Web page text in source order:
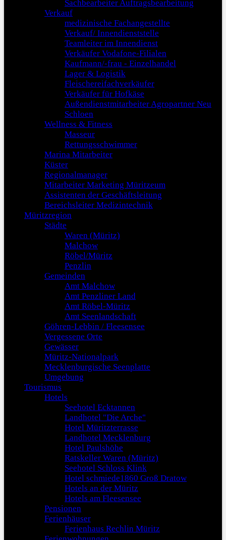
Sachbearbeiter Auftragsbearbeitung
Verkauf
medizinische Fachangestellte
Verkauf/ Innendienststelle
Teamleiter im Innendienst
Verkäufer Vodafone-Filialen
Kaufmann/-frau - Einzelhandel
Lager & Logistik
Fleischereifachverkäufer
Verkäufer für Hofkäse
Außendienstmitarbeiter Agropartner Neu
Schloen
Wellness & Fitness
Masseur
Rettungsschwimmer
Marina Mitarbeiter
Küster
Regionalmanager
Mitarbeiter Marketing Müritzeum
Assistenten der Geschäftsleitung
Bereichsleiter Medizintechnik
Müritzregion
Städte
Waren (Müritz)
Malchow
Röbel/Müritz
Penzlin
Gemeinden
Amt Malchow
Amt Penzliner Land
Amt Röbel-Müritz
Amt Seenlandschaft
Göhren-Lebbin / Fleesensee
Vergessene Orte
Gewässer
Müritz-Nationalpark
Mecklenburgische Seenplatte
Umgebung
Tourismus
Hotels
Seehotel Ecktannen
Landhotel "Die Arche"
Hotel Müritzterrasse
Landhotel Mecklenburg
Hotel Paulshöhe
Ratskeller Waren (Müritz)
Seehotel Schloss Klink
Hotel schmiede1860 Groß Dratow
Hotels an der Müritz
Hotels am Fleesensee
Pensionen
Ferienhäuser
Ferienhaus Rechlin Müritz